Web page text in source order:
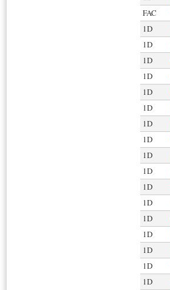
FAC
1D
1D
1D
1D
1D
1D
1D
1D
1D
1D
1D
1D
1D
1D
1D
1D
1D